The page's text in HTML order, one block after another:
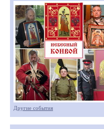
Другие события